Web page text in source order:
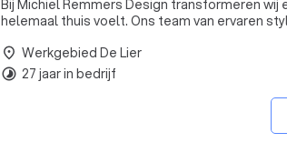
Bij Michiel Remmers Design transformeren
helemaal thuis voelt. Ons team van ervaren
place Werkgebied De Lier
timelapse 27 jaar in bedrijf